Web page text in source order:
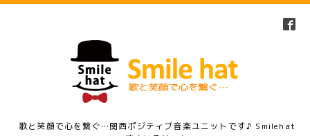
歌と笑顔で心を繋ぐ…関西ポジティブ音楽ユニットです♪ Smilehat